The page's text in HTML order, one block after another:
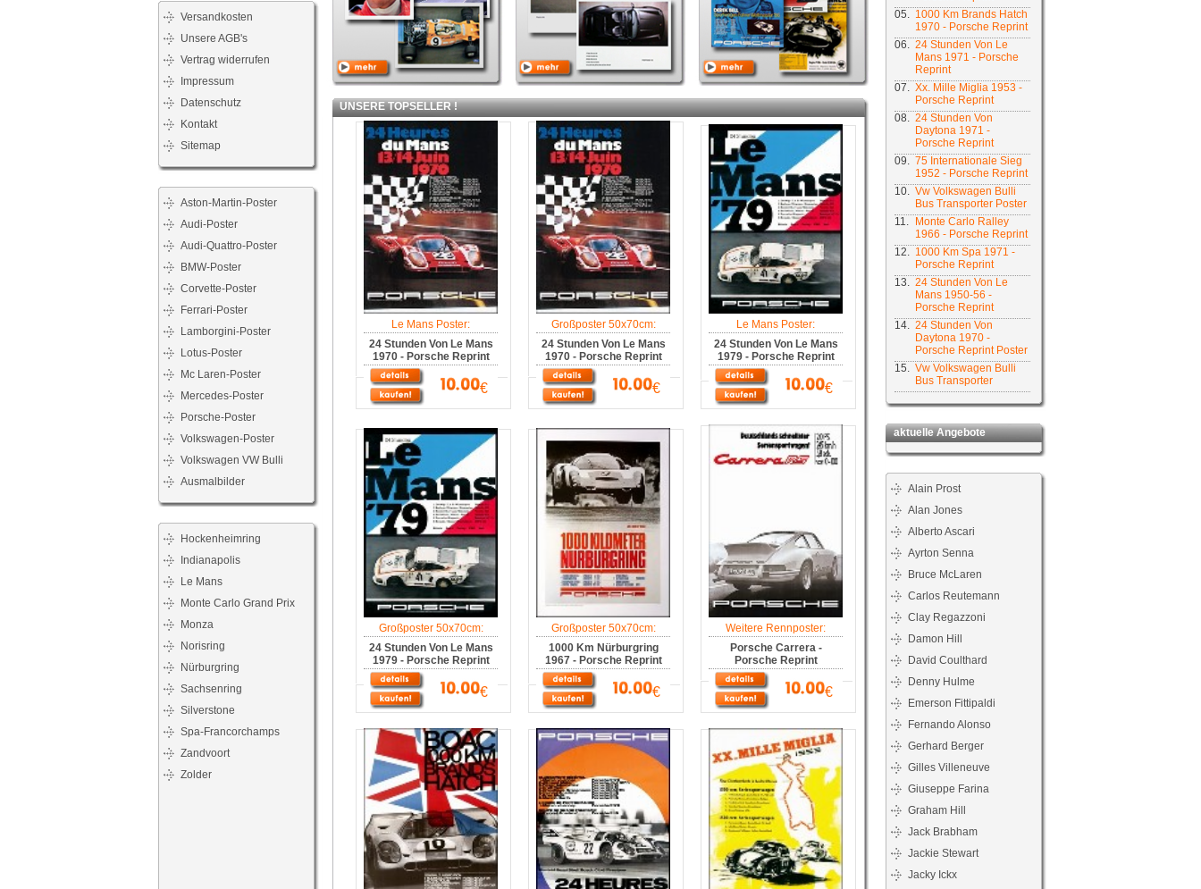
Versandkosten
Unsere AGB's
Vertrag widerrufen
Impressum
Datenschutz
Kontakt
Sitemap
Aston-Martin-Poster
Audi-Poster
Audi-Quattro-Poster
BMW-Poster
Corvette-Poster
Ferrari-Poster
Lamborgini-Poster
Lotus-Poster
Mc Laren-Poster
Mercedes-Poster
Porsche-Poster
Volkswagen-Poster
Volkswagen VW Bulli
Ausmalbilder
Hockenheimring
Indianapolis
Le Mans
Monte Carlo Grand Prix
Monza
Norisring
Nürburgring
Sachsenring
Silverstone
Spa-Francorchamps
Zandvoort
Zolder
UNSERE TOPSELLER !
Le Mans Poster:
24 Stunden Von Le Mans
1970 - Porsche Reprint
€
Großposter 50x70cm:
24 Stunden Von Le Mans
1970 - Porsche Reprint
€
Le Mans Poster:
24 Stunden Von Le Mans
1979 - Porsche Reprint
€
Großposter 50x70cm:
24 Stunden Von Le Mans
1979 - Porsche Reprint
€
Großposter 50x70cm:
1000 Km Nürburgring
1967 - Porsche Reprint
€
Weitere Rennposter:
Porsche Carrera -
Porsche Reprint
€
05. 1000 Km Brands Hatch
1970 - Porsche Reprint
06. 24 Stunden Von Le
Mans 1971 - Porsche
Reprint
07. Xx. Mille Miglia 1953 -
Porsche Reprint
08. 24 Stunden Von
Daytona 1971 -
Porsche Reprint
09. 75 Internationale Sieg
1952 - Porsche Reprint
10. Vw Volkswagen Bulli
Bus Transporter Poster
11.
Monte Carlo Ralley
1966 - Porsche Reprint
12. 1000 Km Spa 1971 -
Porsche Reprint
13. 24 Stunden Von Le
Mans 1950-56 -
Porsche Reprint
14. 24 Stunden Von
Daytona 1970 -
Porsche Reprint Poster
15. Vw Volkswagen Bulli
Bus Transporter
aktuelle Angebote
Alain Prost
Alan Jones
Alberto Ascari
Ayrton Senna
Bruce McLaren
Carlos Reutemann
Clay Regazzoni
Damon Hill
David Coulthard
Denny Hulme
Emerson Fittipaldi
Fernando Alonso
Gerhard Berger
Gilles Villeneuve
Giuseppe Farina
Graham Hill
Jack Brabham
Jackie Stewart
Jacky Ickx